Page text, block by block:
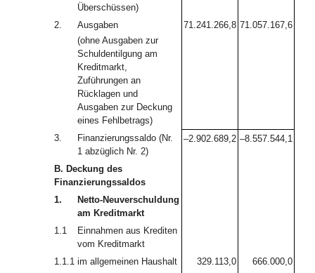
Überschüssen)
2.
Ausgaben
(ohne Ausgaben zur
Schuldentilgung am
Kreditmarkt,
Zuführungen an
Rücklagen und
Ausgaben zur Deckung
eines Fehlbetrags)
71.241.266,8 71.057.167,6
3.
Finanzierungssaldo (Nr.
1 abzüglich Nr. 2)
–2.902.689,2 –8.557.544,1
B. Deckung des
Finanzierungssaldos
1.
Netto-Neuverschuldung
am Kreditmarkt
1.1
Einnahmen aus Krediten
vom Kreditmarkt
1.1.1 im allgemeinen Haushalt 329.113,0
666.000,0